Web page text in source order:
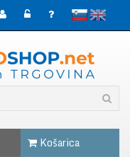
slovenskoEnglish
Košarica